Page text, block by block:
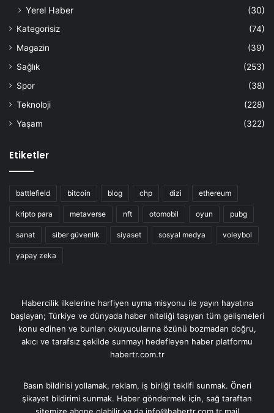
Yerel Haber
(30)
Kategorisiz
(74)
Magazin
(39)
Sağlık
(253)
Spor
(38)
Teknoloji
(228)
Yaşam
(322)
Etiketler
battlefield bitcoin blog chp dizi ethereum
kripto para metaverse nft otomobil oyun pubg
sanat siber güvenlik siyaset sosyal medya voleybol
yapay zeka
Habercilik ilkelerine harfiyen uyma misyonu ile yayın hayatına
başlayan; Türkiye ve dünyada haber niteliği taşıyan tüm gelişmeleri
konu edinen ve bunları okuyucularına özünü bozmadan doğru,
akıcı ve tarafsız şekilde sunmayı hedefleyen haber platformu
habertr.com.tr
Basın bildirisi yollamak, reklam, iş birliği teklifi sunmak. Öneri
şikayet bildirimi sunmak. Haber göndermek için, sağ taraftan